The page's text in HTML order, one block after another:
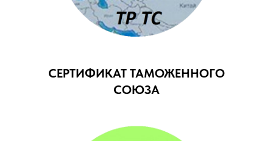
СЕРТИФИКАТ ТАМОЖЕННОГО
СОЮЗА